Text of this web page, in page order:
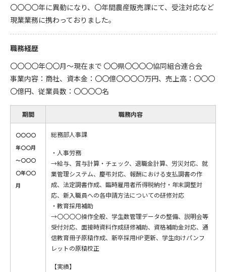
〇〇〇〇年に異動になり、〇年間農産販売課にて、受注対応など
現業業務に携わっておりました。
職務経歴
〇〇〇〇年〇〇月～現在まで 〇〇県〇〇〇〇協同組合連合会
事業内容：商社、資本金：〇〇億〇〇〇〇万円、売上高：〇〇〇
〇億円、従業員数：〇〇〇〇名
期間 職務内容
〇〇〇〇
年〇〇月
～〇〇〇
〇年〇〇
月
総務部人事課
・人事労務
→給与、賞与計算・チェック、退職金計算、労災対応、就
業管理システム、慶弔対応、報酬における支払調書の作
成、法定調書作成、臨時雇用者所得税納付・年末調整対
応、新入職員への各申請方法についての研修対応
・教育採用補助
→〇〇〇〇操作全般、学生数管理データの整備、説明会等
受付対応、面接時資料作成研修補助、資格補助金対応、通
信教育冊子原稿作成、新卒採用HP更新、学生向けパンフ
レットの原稿校正
【実績】